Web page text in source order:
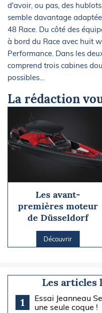
d'avoir, ou pas, des
semble davantage
48 Race. Du côté des
à bord du Race avec huit
Performance. Dans les
comprend trois cabines
possibles…
La rédaction
Les avant-
premières moteur
de Düsseldorf
Découvrir
Les articles
1
Essai Jeanneau
une seule coque !